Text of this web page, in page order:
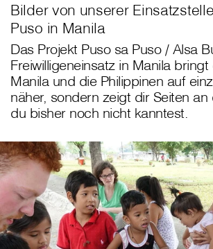
Bilder von unserer
Puso in Manila
Das Projekt Puso sa Puso / Alsa
Freiwilligeneinsatz in Manila
Manila und die Philippinen auf
näher, sondern zeigt dir Seiten
du bisher noch nicht kanntest.